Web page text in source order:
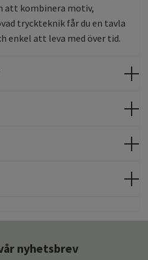
att kombinera motiv,
tryckteknik får du en tavla
enkel att leva med över tid.
nyhetsbrev